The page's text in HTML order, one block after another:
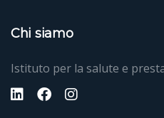
Chi siamo
Istituto per la salute e